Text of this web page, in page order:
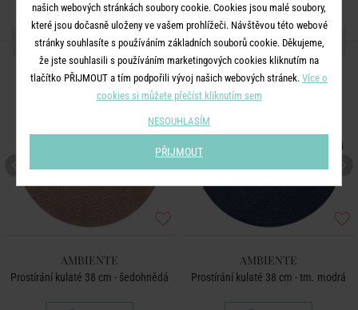
DALŠÍ PRODUKTY ZE SÉRIE
AMBIENTE
Prostírání kulaté 38 cm - šedohnědá
AMBIENTE
Prostírání kulaté 38 cm - tm. modrá
našich webových stránkách soubory cookie. Cookies jsou malé soubory,
které jsou dočasně uloženy ve vašem prohlížeči. Návštěvou této webové
stránky souhlasíte s používáním základních souborů cookie. Děkujeme,
že jste souhlasili s používáním marketingových cookies kliknutím na
tlačítko PŘIJMOUT a tím podpořili vývoj našich webových stránek. Více o
cookies si můžete přečíst kliknutím sem
NESOUHLASÍM
PŘIJMOUT